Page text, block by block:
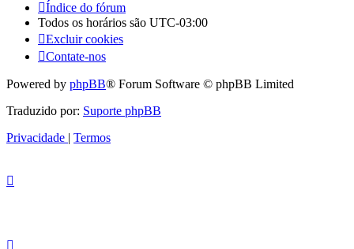
Índice do fórum
Todos os horários são UTC-03:00
Excluir cookies
Contate-nos
Powered by phpBB® Forum Software © phpBB Limited
Traduzido por: Suporte phpBB
Privacidade | Termos